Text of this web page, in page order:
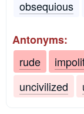
obsequious
Antonyms:
rude
uncivilized